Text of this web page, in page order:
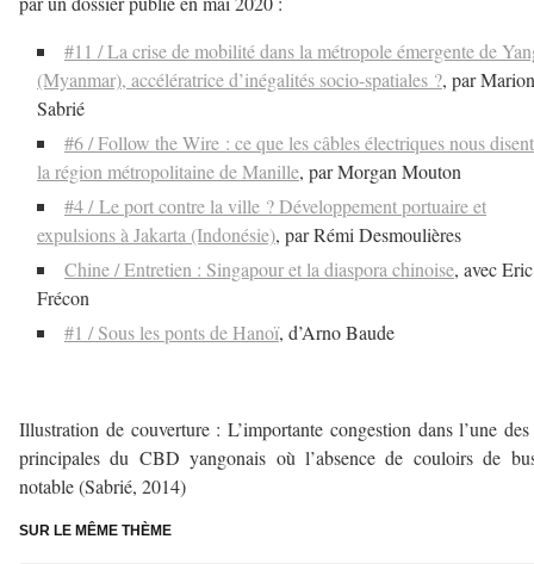
#11 / La crise de mobilité dans la métropole émergente de
(Myanmar), accélératrice d’inégalités socio-spatiales ?, par Marion
Sabrié
#6 / Follow the Wire : ce que les câbles électriques nous
la région métropolitaine de Manille, par Morgan Mouton
#4 / Le port contre la ville ? Développement portuaire et
expulsions à Jakarta (Indonésie), par Rémi Desmoulières
Chine / Entretien : Singapour et la diaspora chinoise, avec Eric
Frécon
#1 / Sous les ponts de Hanoï, d’Arno Baude
Illustration de couverture : L’importante congestion dans l’une
principales du CBD yangonais où l’absence de couloirs de
notable (Sabrié, 2014)
SUR LE MÊME THÈME